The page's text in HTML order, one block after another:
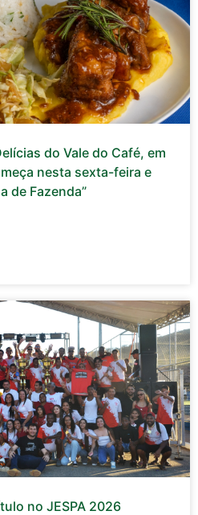
do Vale do Café, em
nesta sexta-feira e
de Fazenda”
no JESPA 2026